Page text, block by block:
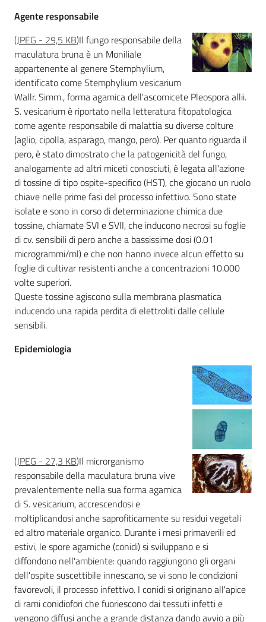
Agente responsabile
(JPEG - 29,5 KB)Il fungo responsabile della
maculatura bruna è un Moniliale
appartenente al genere Stemphylium,
identificato come Stemphylium vesicarium
Wallr. Simm., forma agamica dell'ascomicete Pleospora allii.
S. vesicarium è riportato nella letteratura fitopatologica
come agente responsabile di malattia su diverse colture
(aglio, cipolla, asparago, mango, pero). Per quanto riguarda il
pero, è stato dimostrato che la patogenicità del fungo,
analogamente ad altri miceti conosciuti, è legata all'azione
di tossine di tipo ospite-specifico (HST), che giocano un ruolo
chiave nelle prime fasi del processo infettivo. Sono state
isolate e sono in corso di determinazione chimica due
tossine, chiamate SVI e SVII, che inducono necrosi su foglie
di cv. sensibili di pero anche a bassissime dosi (0.01
microgrammi/ml) e che non hanno invece alcun effetto su
foglie di cultivar resistenti anche a concentrazioni 10.000
volte superiori.
Queste tossine agiscono sulla membrana plasmatica
inducendo una rapida perdita di elettroliti dalle cellule
sensibili.
Epidemiologia
(JPEG - 27,3 KB)Il microrganismo
responsabile della maculatura bruna vive
prevalentemente nella sua forma agamica
di S. vesicarium, accrescendosi e
moltiplicandosi anche saprofiticamente su residui vegetali
ed altro materiale organico. Durante i mesi primaverili ed
estivi, le spore agamiche (conidi) si sviluppano e si
diffondono nell'ambiente: quando raggiungono gli organi
dell'ospite suscettibile innescano, se vi sono le condizioni
favorevoli, il processo infettivo. I conidi si originano all'apice
di rami conidiofori che fuoriescono dai tessuti infetti e
vengono diffusi anche a grande distanza dando avvio a più